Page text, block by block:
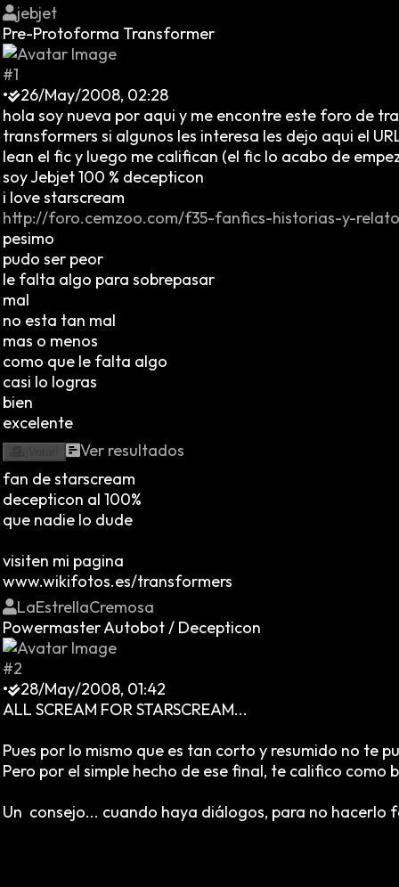
jebjet
Pre-Protoforma Transformer
#1
•
26/May/2008, 02:28
hola soy nueva por aqui y me encontre este foro de
transformers si algunos les interesa les dejo aqui el
lean el fic y luego me califican (el fic lo acabo de
soy Jebjet 100 % decepticon
i love starscream
http://foro.cemzoo.com/f35-fanfics-historias-y-
pesimo
pudo ser peor
le falta algo para sobrepasar
mal
no esta tan mal
mas o menos
como que le falta algo
casi lo logras
bien
excelente
Ver resultados
fan de starscream
decepticon al 100%
que nadie lo dude
visiten mi pagina
www.wikifotos.es/transformers
LaEstrellaCremosa
Powermaster Autobot / Decepticon
#2
•
28/May/2008, 01:42
ALL SCREAM FOR STARSCREAM...
Pues por lo mismo que es tan corto y resumido no te
Pero por el simple hecho de ese final, te califico como
Un consejo... cuando haya diálogos, para no hacerlo